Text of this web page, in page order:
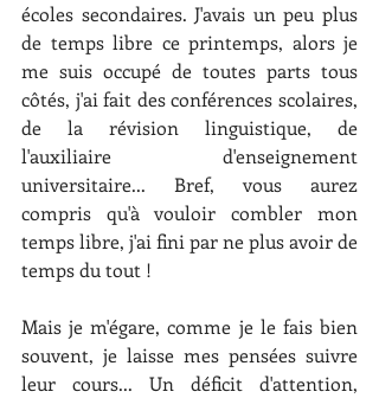
écoles secondaires. J'avais un peu plus
de temps libre ce printemps, alors je
me suis occupé de toutes parts tous
côtés, j'ai fait des conférences scolaires,
de la révision linguistique, de
l'auxiliaire d'enseignement
universitaire... Bref, vous aurez
compris qu'à vouloir combler mon
temps libre, j'ai fini par ne plus avoir de
temps du tout !
Mais je m'égare, comme je le fais bien
souvent, je laisse mes pensées suivre
leur cours... Un déficit d'attention,